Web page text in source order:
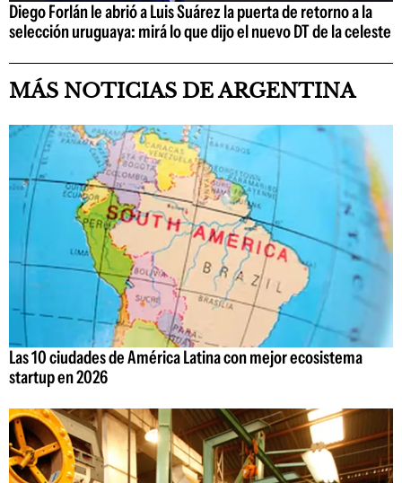
Diego Forlán le abrió a Luis Suárez la puerta de retorno a la
selección uruguaya: mirá lo que dijo el nuevo DT de la celeste
MÁS NOTICIAS DE ARGENTINA
Las 10 ciudades de América Latina con mejor ecosistema
startup en 2026